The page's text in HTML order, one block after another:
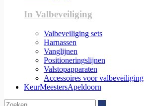
In Valbeveiliging
Valbeveiliging sets
Harnassen
Vanglijnen
Positioneringslijnen
Valstopapparaten
Accessoires voor valbeveiliging
KeurMeestersApeldoorn